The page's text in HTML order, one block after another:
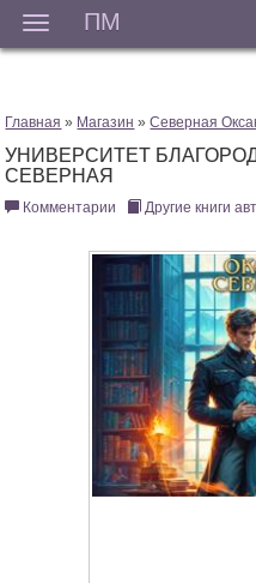
ПМ
Главная » Магазин »Северная
УНИВЕРСИТЕТ
СЕВЕРНАЯ
Комментарии Другие книги